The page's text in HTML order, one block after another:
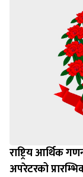
राष्ट्रिय आर्थिक
अपरेटरको